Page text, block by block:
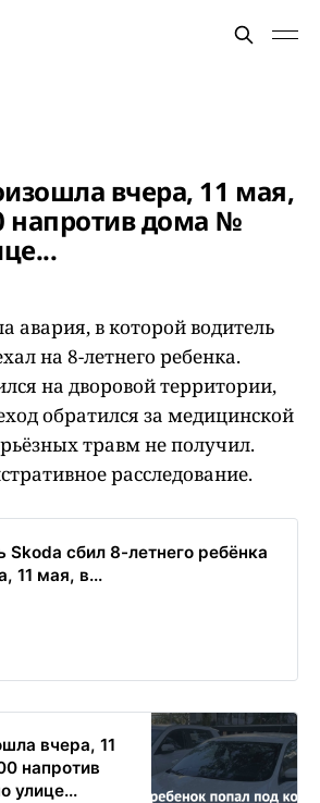
вчера, 11 мая,
напротив дома №
авария, в которой водитель
на 8-летнего ребенка.
на дворовой территории,
обратился за медицинской
травм не получил.
расследование.
Skoda сбил 8-летнего ребёнка
11 мая, в...
вчера, 11
напротив
улице...